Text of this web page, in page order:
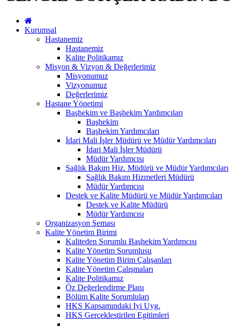
Kurumsal
Hastanemiz
Hastanemiz
Kalite Politikamız
Misyon & Vizyon & Değerlerimiz
Misyonumuz
Vizyonumuz
Değerlerimiz
Hastane Yönetimi
Başhekim ve Başhekim Yardımcıları
Başhekim
Başhekim Yardımcıları
İdari Mali İşler Müdürü ve Müdür Yardımcıları
İdari Mali İşler Müdürü
Müdür Yardımcısı
Sağlık Bakım Hiz. Müdürü ve Müdür Yardımcıları
Sağlık Bakım Hizmetleri Müdürü
Müdür Yardımcısı
Destek ve Kalite Müdürü ve Müdür Yardımcıları
Destek ve Kalite Müdürü
Müdür Yardımcısı
Organizasyon Şeması
Kalite Yönetim Birimi
Kaliteden Sorumlu Başhekim Yardımcısı
Kalite Yönetim Sorumlusu
Kalite Yönetim Birim Çalışanları
Kalite Yönetim Çalışmaları
Kalite Politikamız
Öz Değerlendirme Planı
Bölüm Kalite Sorumluları
HKS Kapsamındaki Iyi Uyg.
HKS Gerçeklestirilen Egitimleri